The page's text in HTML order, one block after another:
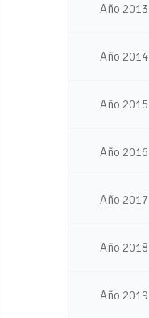
Año 2013
Año 2014
Año 2015
Año 2016
Año 2017
Año 2018
Año 2019